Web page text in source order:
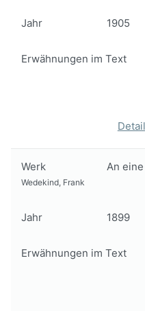
Jahr 1905
Erwähnungen im Text
Werk An
Wedekind, Frank
Jahr 1899
Erwähnungen im Text